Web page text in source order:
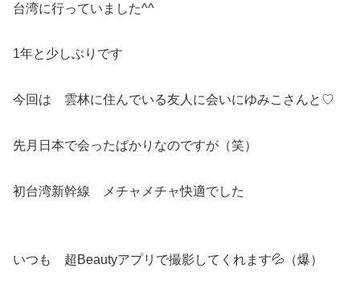
台湾に行っていました^^
1年と少しぶりです
今回は 雲林に住んでいる友人に会いにゆみこさんと♡
先月日本で会ったばかりなのですが（笑）
初台湾新幹線 メチャメチャ快適でした
いつも 超Beautyアプリで撮影してくれます💦（爆）